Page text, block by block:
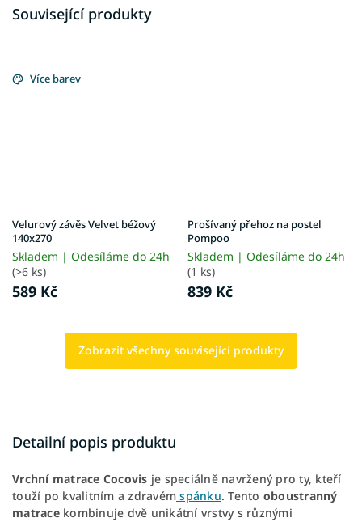
Související produkty
Více barev
Velurový závěs Velvet béžový
140x270
Skladem | Odesíláme do 24h
(>6 ks)
589 Kč
Prošívaný přehoz na postel
Pompoo
Skladem | Odesíláme do 24h
(1 ks)
839 Kč
Zobrazit všechny související produkty
Detailní popis produktu
Vrchní matrace Cocovis je speciálně navržený pro ty, kteří
touží po kvalitním a zdravém spánku. Tento oboustranný
matracekombinuje dvě unikátní vrstvy s různými